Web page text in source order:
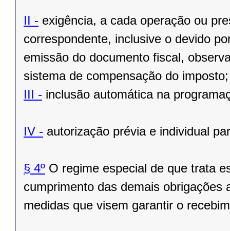
II - exigência, a cada operação ou
correspondente, inclusive o devido
emissão do documento fiscal,
sistema de compensação do imposto;
III - inclusão automática na
IV - autorização prévia e individual
§ 4º O regime especial de que trata
cumprimento das demais obrigações
medidas que visem garantir o